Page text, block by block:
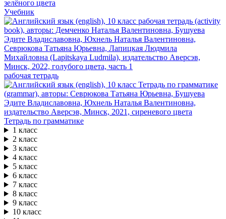
Учебник
рабочая тетрадь
Тетрадь по грамматике
1 класс
2 класс
3 класс
4 класс
5 класс
6 класс
7 класс
8 класс
9 класс
10 класс